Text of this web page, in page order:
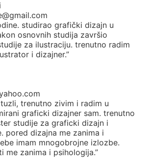
studirao grafički dizajn u
osnovnih studija završio
za ilustraciju. trenutno radim
i dizajner.”
trenutno zivim i radim u
graficki dizajner sam. trenutno
studije za graficki dizajn i
pored dizajna me zanima i
imam mnogobrojne izlozbe.
me zanima i psihologija.”